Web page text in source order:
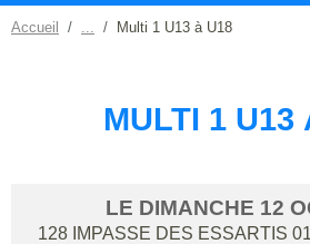
Accueil Multi 1 U13 à U18
MULTI 1 U13
LE DIMANCHE 12
128 IMPASSE DES ESSARTIS